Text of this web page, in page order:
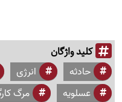
کلید واژگان
حادثه انرژی
عسلویه
مرگ